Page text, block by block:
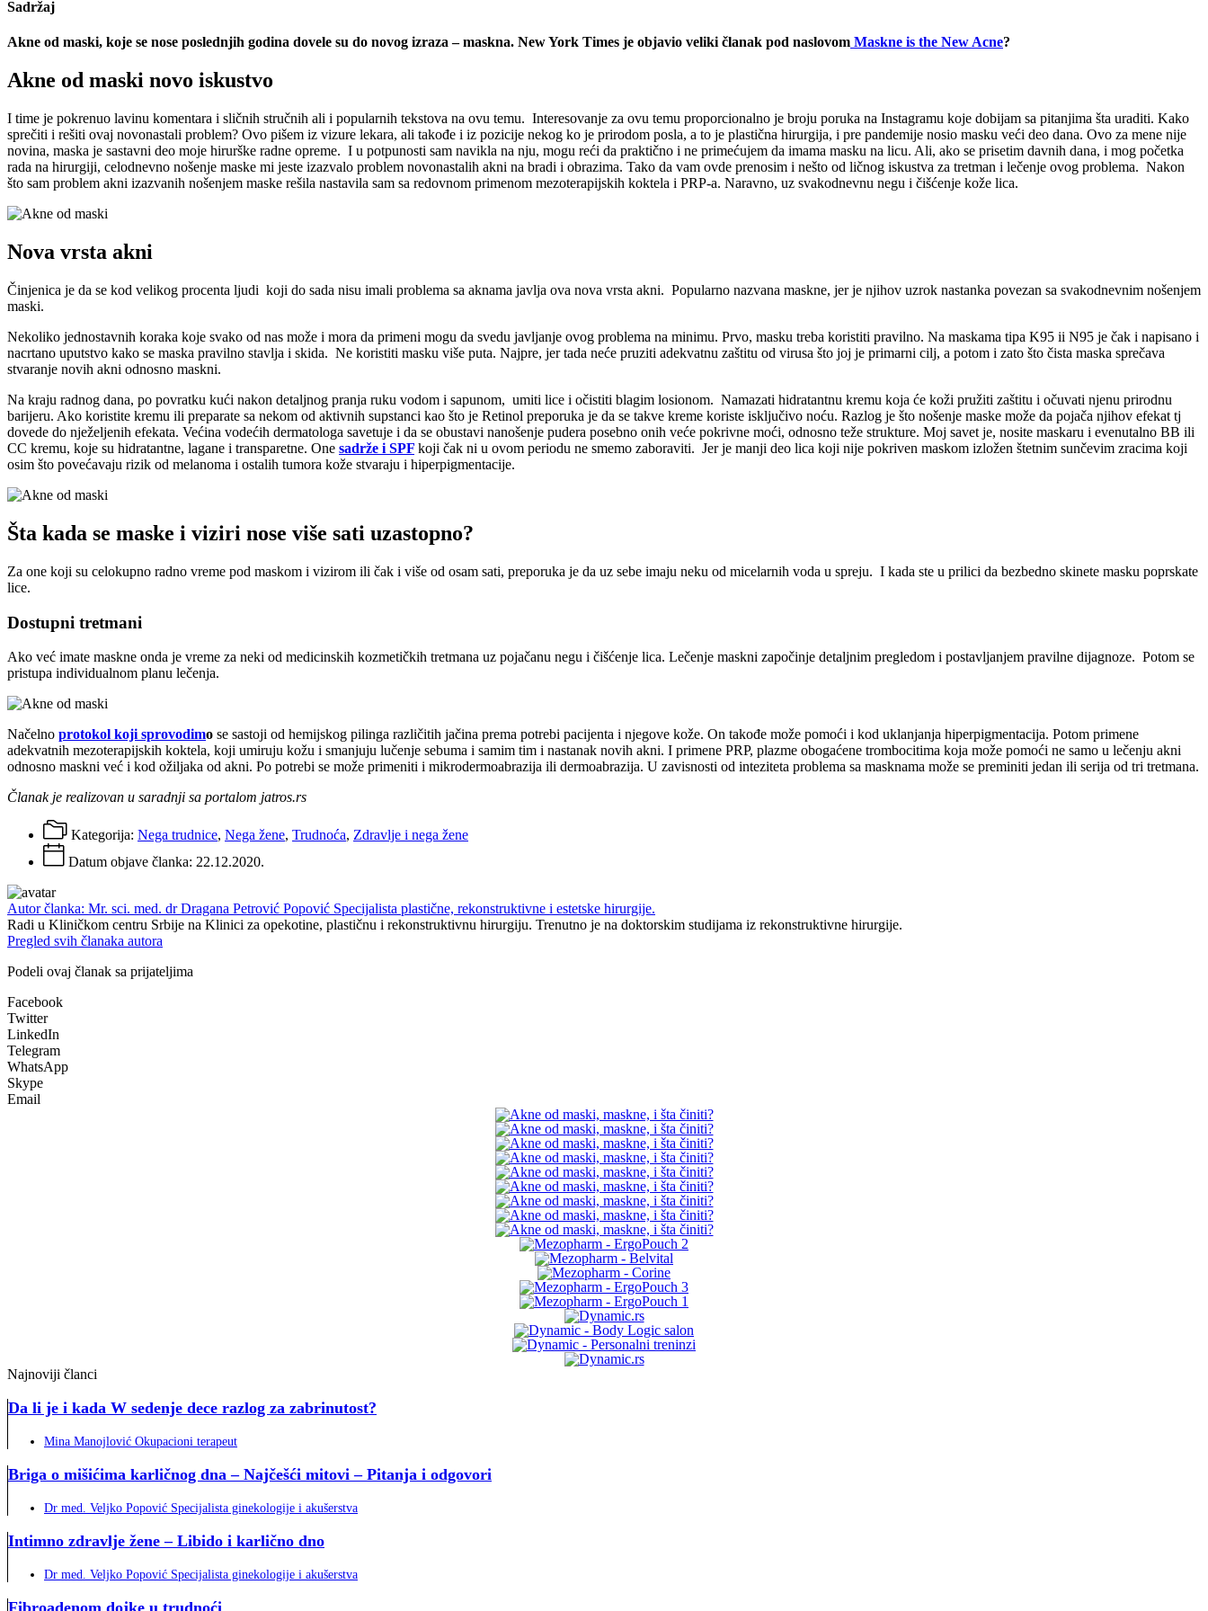
Sadržaj
Akne od maski, koje se nose poslednjih godina dovele su do novog izraza – maskna. New York Times je objavio veliki članak pod naslovom Maskne is the New Acne?
Akne od maski novo iskustvo
I time je pokrenuo lavinu komentara i sličnih stručnih ali i popularnih tekstova na ovu temu. Interesovanje za ovu temu proporcionalno je broju poruka na Instagramu koje dobijam sa pitanjima šta uraditi. Kako
sprečiti i rešiti ovaj novonastali problem? Ovo pišem iz vizure lekara, ali takođe i iz pozicije nekog ko je prirodom posla, a to je plastična hirurgija, i pre pandemije nosio masku veći deo dana. Ovo za mene nije
novina, maska je sastavni deo moje hirurške radne opreme. I u potpunosti sam navikla na nju, mogu reći da praktično i ne primećujem da imama masku na licu. Ali, ako se prisetim davnih dana, i mog početka
rada na hirurgiji, celodnevno nošenje maske mi jeste izazvalo problem novonastalih akni na bradi i obrazima. Tako da vam ovde prenosim i nešto od ličnog iskustva za tretman i lečenje ovog problema. Nakon
što sam problem akni izazvanih nošenjem maske rešila nastavila sam sa redovnom primenom mezoterapijskih koktela i PRP-a. Naravno, uz svakodnevnu negu i čišćenje kože lica.
Nova vrsta akni
Činjenica je da se kod velikog procenta ljudi koji do sada nisu imali problema sa aknama javlja ova nova vrsta akni. Popularno nazvana maskne, jer je njihov uzrok nastanka povezan sa svakodnevnim nošenjem
maski.
Nekoliko jednostavnih koraka koje svako od nas može i mora da primeni mogu da svedu javljanje ovog problema na minimu. Prvo, masku treba koristiti pravilno. Na maskama tipa K95 ii N95 je čak i napisano i
nacrtano uputstvo kako se maska pravilno stavlja i skida. Ne koristiti masku više puta. Najpre, jer tada neće pruziti adekvatnu zaštitu od virusa što joj je primarni cilj, a potom i zato što čista maska sprečava
stvaranje novih akni odnosno maskni.
Na kraju radnog dana, po povratku kući nakon detaljnog pranja ruku vodom i sapunom, umiti lice i očistiti blagim losionom. Namazati hidratantnu kremu koja će koži pružiti zaštitu i očuvati njenu prirodnu
barijeru. Ako koristite kremu ili preparate sa nekom od aktivnih supstanci kao što je Retinol preporuka je da se takve kreme koriste isključivo noću. Razlog je što nošenje maske može da pojača njihov efekat tj
dovede do nježeljenih efekata. Većina vodećih dermatologa savetuje i da se obustavi nanošenje pudera posebno onih veće pokrivne moći, odnosno teže strukture. Moj savet je, nosite maskaru i evenutalno BB ili
CC kremu, koje su hidratantne, lagane i transparetne. One sadrže i SPF koji čak ni u ovom periodu ne smemo zaboraviti. Jer je manji deo lica koji nije pokriven maskom izložen štetnim sunčevim zracima koji
osim što povećavaju rizik od melanoma i ostalih tumora kože stvaraju i hiperpigmentacije.
Šta kada se maske i viziri nose više sati uzastopno?
Za one koji su celokupno radno vreme pod maskom i vizirom ili čak i više od osam sati, preporuka je da uz sebe imaju neku od micelarnih voda u spreju. I kada ste u prilici da bezbedno skinete masku poprskate
lice.
Dostupni tretmani
Ako već imate maskne onda je vreme za neki od medicinskih kozmetičkih tretmana uz pojačanu negu i čišćenje lica. Lečenje maskni započinje detaljnim pregledom i postavljanjem pravilne dijagnoze. Potom se
pristupa individualnom planu lečenja.
Načelno protokol koji sprovodimo se sastoji od hemijskog pilinga različitih jačina prema potrebi pacijenta i njegove kože. On takođe može pomoći i kod uklanjanja hiperpigmentacija. Potom primene
adekvatnih mezoterapijskih koktela, koji umiruju kožu i smanjuju lučenje sebuma i samim tim i nastanak novih akni. I primene PRP, plazme obogaćene trombocitima koja može pomoći ne samo u lečenju akni
odnosno maskni već i kod ožiljaka od akni. Po potrebi se može primeniti i mikrodermoabrazija ili dermoabrazija. U zavisnosti od inteziteta problema sa masknama može se preminiti jedan ili serija od tri tretmana.
Članak je realizovan u saradnji sa portalom jatros.rs
Kategorija: Nega trudnice, Nega žene, Trudnoća, Zdravlje i nega žene
Datum objave članka: 22.12.2020.
Autor članka: Mr. sci. med. dr Dragana Petrović Popović Specijalista plastične, rekonstruktivne i estetske hirurgije.
Radi u Kliničkom centru Srbije na Klinici za opekotine, plastičnu i rekonstruktivnu hirurgiju. Trenutno je na doktorskim studijama iz rekonstruktivne hirurgije.
Pregled svih članaka autora
Podeli ovaj članak sa prijateljima
Facebook
Twitter
LinkedIn
Telegram
WhatsApp
Skype
Email
Najnoviji članci
Da li je i kada W sedenje dece razlog za zabrinutost?
Mina Manojlović Okupacioni terapeut
Briga o mišićima karličnog dna – Najčešći mitovi – Pitanja i odgovori
Dr med. Veljko Popović Specijalista ginekologije i akušerstva
Intimno zdravlje žene – Libido i karlično dno
Dr med. Veljko Popović Specijalista ginekologije i akušerstva